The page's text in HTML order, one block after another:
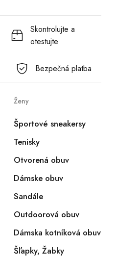
Skontrolujte a
otestujte
Bezpečná platba
Ženy
Športové sneakersy
Tenisky
Otvorená obuv
Dámske obuv
Sandále
Outdoorová obuv
Dámska kotníková obuv
Šľapky, Žabky